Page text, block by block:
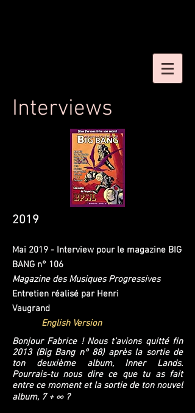
Interviews
2019
Mai 2019 - Interview pour le magazine BIG
BANG n° 106
Magazine des Musiques Progressives
Entretien réalisé par Henri
Vaugrand
English Version
Bonjour Fabrice ! Nous t’avions quitté fin
2013 (Big Bang n° 88) après la sortie de
ton deuxième album, Inner Lands.
Pourrais-tu nous dire ce que tu as fait
entre ce moment et la sortie de ton nouvel
album, 7 + ∞ ?